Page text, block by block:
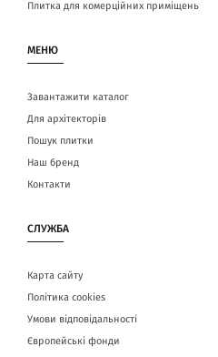
Плитка для комерційних приміщень
МЕНЮ
Завантажити каталог
Для архітекторів
Пошук плитки
Наш бренд
Контакти
СЛУЖБА
Карта сайту
Політика cookies
Умови відповідальності
Європейські фонди